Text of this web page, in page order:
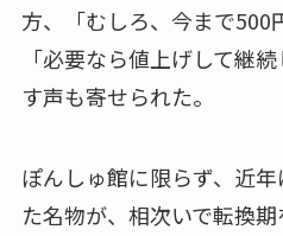
方、「むしろ、今まで500
「必要なら値上げして継
す声も寄せられた。
ぽんしゅ館に限らず、近
た名物が、相次いで転換